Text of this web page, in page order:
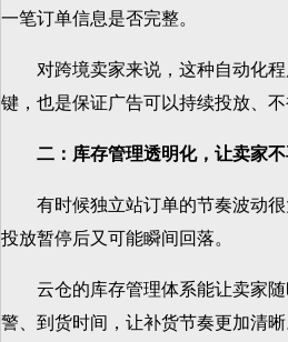
一笔订单信息是否完整。
对跨境卖家来说，这种自动化程
键，也是保证广告可以持续投放、不
二：库存管理透明化，让卖家不
有时候独立站订单的节奏波动很
投放暂停后又可能瞬间回落。
云仓的库存管理体系能让卖家随
警、到货时间，让补货节奏更加清晰